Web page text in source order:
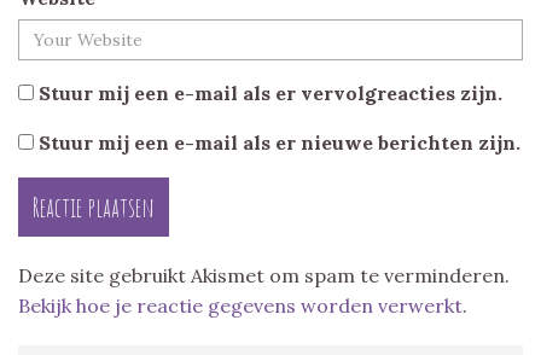
Stuur mij een e-mail als er vervolgreacties zijn.
Stuur mij een e-mail als er nieuwe berichten zijn.
Deze site gebruikt Akismet om spam te verminderen.
Bekijk hoe je reactie gegevens worden verwerkt.